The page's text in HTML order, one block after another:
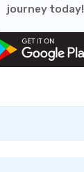
journey today!